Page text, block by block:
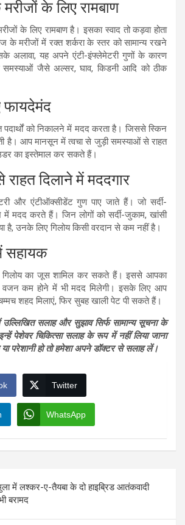
के लिए रामबाण
के लिए रामबाण है। इसका स्वाद तो कड़वा होता
के मरीजों में रक्त शर्करा के स्तर को सामान्य रखने
अलावा, यह अपने एंटी-इंफ्लेमेटरी गुणों के कारण
समस्याओं जैसे अल्सर, घाव, किडनी आदि को ठीक
फायदेमंद
पदार्थों को निकालने में मदद करता है। जिससे स्किन
है। आप मानसून में त्वचा से जुड़ी समस्याओं से राहत
का इस्तेमाल कर सकते हैं।
राहत दिलाने में मददगार
और एंटीऑक्सीडेंट गुण पाए जाते हैं। जो सर्दी-
में मदद करते हैं। जिन लोगों को सर्दी-जुकाम, खांसी
है, उनके लिए गिलोय किसी वरदान से कम नहीं है।
सहायक
गिलोय का जूस शामिल कर सकते हैं। इससे आपका
वजन कम होने में भी मदद मिलेगी। इसके लिए आप
शहद मिलाएं, फिर सुबह खाली पेट पी सकते हैं।
सलाह और सुझाव सिर्फ सामान्य सूचना के
पेशेवर चिकित्सा सलाह के रूप में नहीं लिया जाना
या परेशानी हो तो हमेशा अपने डॉक्टर से सलाह लें।
Twitter
WhatsApp
में लश्कर-ए-तैयबा के दो हाइब्रिड आतंकवादी
बरामद